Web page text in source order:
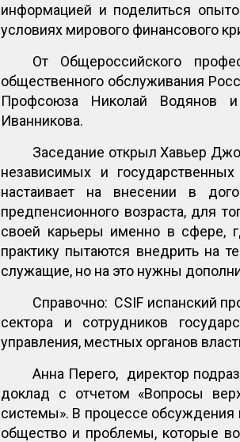
информацией и поделиться
условиях мирового финансового
От Общероссийского
общественного обслуживания
Профсоюза Николай Водянов
Иванникова.
Заседание открыл Хавьер
независимых и
настаивает на внесении в
предпенсионного возраста, для
своей карьеры именно в сфере,
практику пытаются внедрить на
служащие, но на это нужны
Справочно: CSIF испанский
сектора и сотрудников
управления, местных органов
Анна Перего, директор
доклад с отчетом «Вопросы
системы». В процессе обсуждения
общество и проблемы, которые